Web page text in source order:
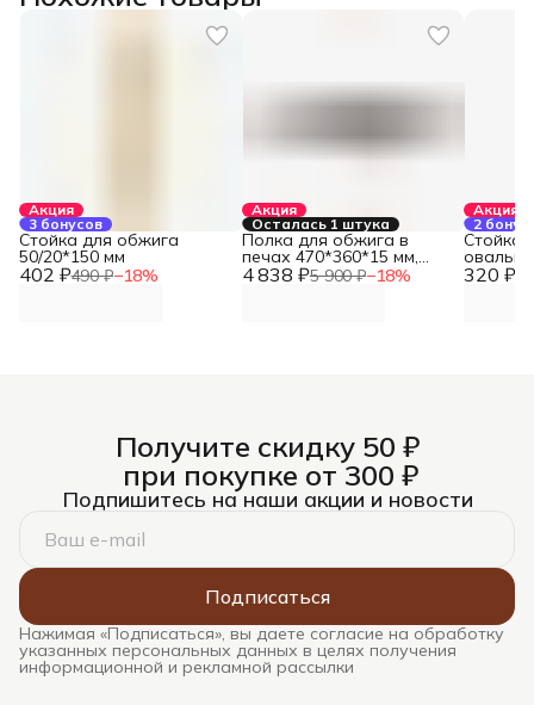
Акция
3 бонусов
402 ₽490 ₽−18%
Стойка для обжига
50/20*150 мм
Акция
Осталась 1 штука
4 838 ₽5 900 ₽−18%
Полка для обжига в
печах 470*360*15 мм,
Boucliers
Акция
2
320 ₽
Стойка
Boucliers
Получите скидку 50 ₽
при покупке от 300 ₽
Подпишитесь на наши акции и новости
Подписаться
Нажимая «Подписаться», вы даете согласие на обработку
указанных персональных данных в целях получения
информационной и рекламной рассылки